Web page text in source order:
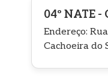
04º NATE -
Endereço:
Cachoeira do